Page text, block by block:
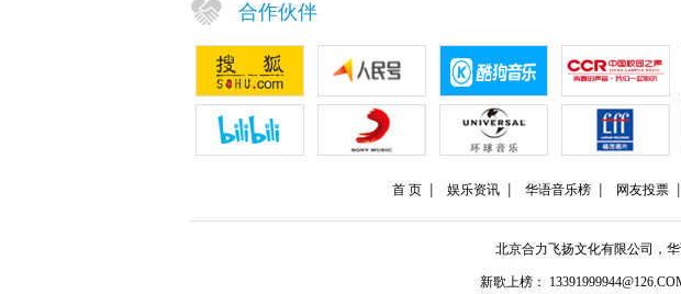
合作伙伴
首 页 娱乐资讯 华语音乐榜 网友投票
北京合力飞扬文化有限公司，
新歌上榜：